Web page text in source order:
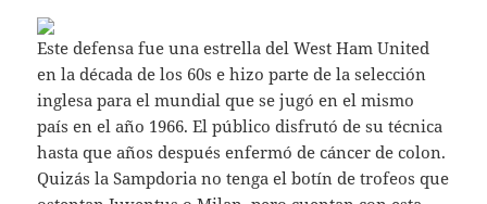
Este defensa fue una estrella del West Ham United
en la década de los 60s e hizo parte de la selección
inglesa para el mundial que se jugó en el mismo
país en el año 1966. El público disfrutó de su técnica
hasta que años después enfermó de cáncer de colon.
Quizás la Sampdoria no tenga el botín de trofeos que